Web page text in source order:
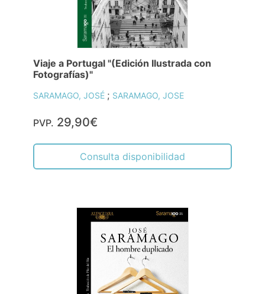
Viaje a Portugal "(Edición Ilustrada con
Fotografías)"
SARAMAGO, JOSÉ ; SARAMAGO, JOSE
PVP. 29,90€
Consulta disponibilidad